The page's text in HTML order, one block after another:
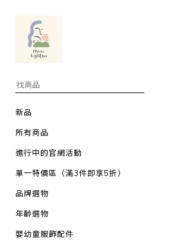
新品
所有商品
進行中的官網活動
單一特價區（滿3件即享5折）
品牌選物
年齡選物
嬰幼童服飾配件